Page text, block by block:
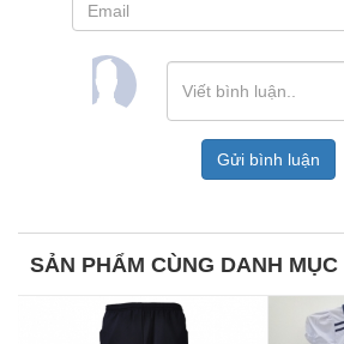
Gửi bình luận
SẢN PHẨM CÙNG DANH MỤC